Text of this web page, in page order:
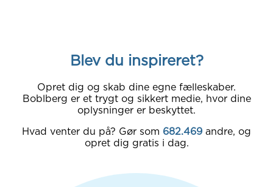
Blev du inspireret?
Opret dig og skab dine egne fælleskaber.
Boblberg er et trygt og sikkert medie, hvor dine
oplysninger er beskyttet.
Hvad venter du på? Gør som 682.469 andre, og
opret dig gratis i dag.